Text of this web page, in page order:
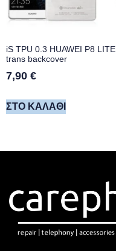
iS TPU 0.3 HUAWEI P8 LITE
trans backcover
7,90 €
ΣΤΟ ΚΑΛΆΘΙ